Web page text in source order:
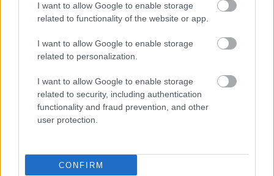
I want to allow Google to enable storage
related to functionality of the website or app.
I want to allow Google to enable storage
related to personalization.
I want to allow Google to enable storage
related to security, including authentication
functionality and fraud prevention, and other
user protection.
CONFIRM